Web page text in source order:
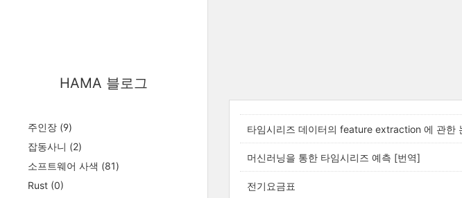
HAMA 블로그
주인장 (9)
잡동사니 (2)
소프트웨어 사색 (81)
Rust (0)
타임시리즈 데이터의 feature extraction 에 관한
머신러닝을 통한 타임시리즈 예측 [번역]
전기요금표